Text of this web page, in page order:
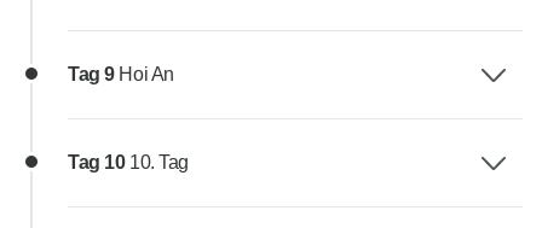
Tag 9 Hoi An
Tag 10 10. Tag